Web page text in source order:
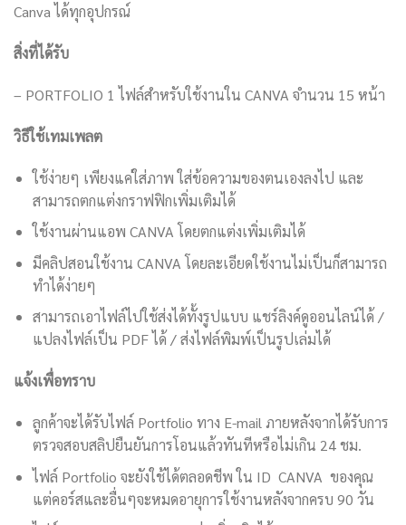
Canva ได้ทุกอุปกรณ์
สิ่งที่ได้รับ
– PORTFOLIO 1 ไฟล์สำหรับใช้งานใน CANVA จำนวน 15 หน้า
วิธีใช้เทมเพลต
ใช้ง่ายๆ เพียงแค่ใส่ภาพ ใส่ข้อความของตนเองลงไป และ
สามารถตกแต่งกราฟฟิกเพิ่มเติมได้
ใช้งานผ่านแอพ CANVA โดยตกแต่งเพิ่มเติมได้
มีคลิปสอนใช้งาน CANVA โดยละเอียดใช้งานไม่เป็นก็สามารถ
ทำได้ง่ายๆ
สามารถเอาไฟล์ไปใช้ส่งได้ทั้งรูปแบบ แชร์ลิงค์ดูออนไลน์ได้ /
แปลงไฟล์เป็น PDF ได้ / ส่งไฟล์พิมพ์เป็นรูปเล่มได้
แจ้งเพื่อทราบ
ลูกค้าจะได้รับไฟล์ Portfolio ทาง E-mail ภายหลังจากได้รับการ
ตรวจสอบสลิปยืนยันการโอนแล้วทันทีหรือไม่เกิน 24 ชม.
ไฟล์ Portfolio จะยังใช้ได้ตลอดชีพ ใน ID CANVA ของคุณ
แต่คอร์สและอื่นๆจะหมดอายุการใช้งานหลังจากครบ 90 วัน